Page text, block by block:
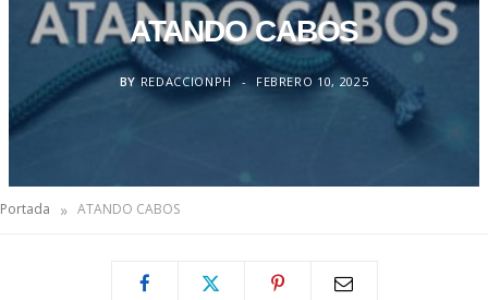
ATANDO CABOS
BY REDACCIONPH FEBRERO 10, 2025
Portada » ATANDO CABOS